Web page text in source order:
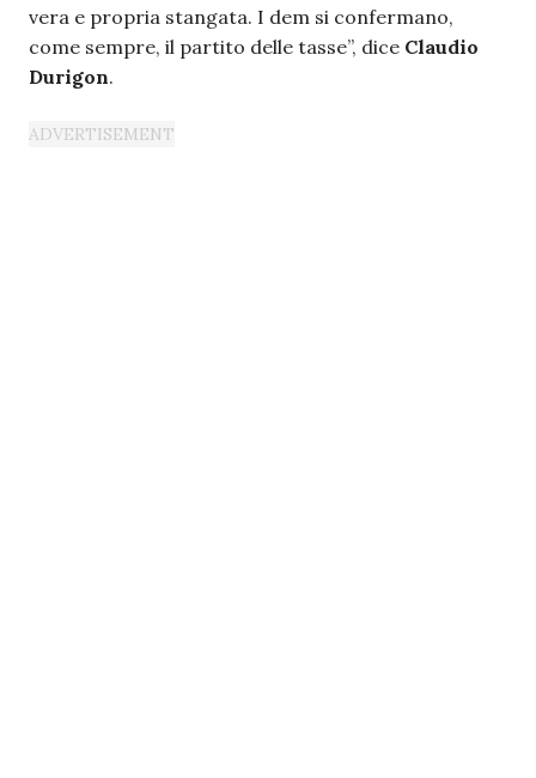
vera e propria stangata. I dem si confermano,
come sempre, il partito delle tasse”, dice Claudio
Durigon.